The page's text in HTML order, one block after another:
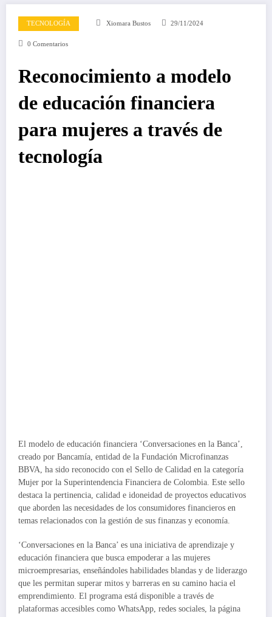
TECNOLOGÍA Xiomara Bustos 29/11/2024
0 Comentarios
Reconocimiento a modelo
de educación financiera
para mujeres a través de
tecnología
El modelo de educación financiera ‘Conversaciones en la Banca’,
creado por Bancamía, entidad de la Fundación Microfinanzas
BBVA, ha sido reconocido con el Sello de Calidad en la categoría
Mujer por la Superintendencia Financiera de Colombia. Este sello
destaca la pertinencia, calidad e idoneidad de proyectos educativos
que aborden las necesidades de los consumidores financieros en
temas relacionados con la gestión de sus finanzas y economía.
‘Conversaciones en la Banca’ es una iniciativa de aprendizaje y
educación financiera que busca empoderar a las mujeres
microempresarias, enseñándoles habilidades blandas y de liderazgo
que les permitan superar mitos y barreras en su camino hacia el
emprendimiento. El programa está disponible a través de
plataformas accesibles como WhatsApp, redes sociales, la página